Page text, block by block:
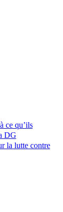
ce qu’ils
DG
la lutte contre